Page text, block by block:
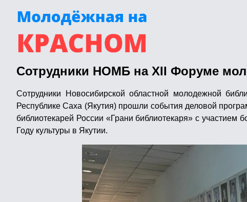
Сотрудники НОМБ на XII Форуме
Сотрудники Новосибирской областной молодежной
Республике Саха (Якутия) прошли события деловой
библиотекарей России «Грани библиотекаря» с участием
Году культуры в Якутии.